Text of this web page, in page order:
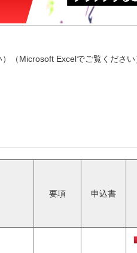
）（Microsoft Excelでご覧ください
要項 申込書